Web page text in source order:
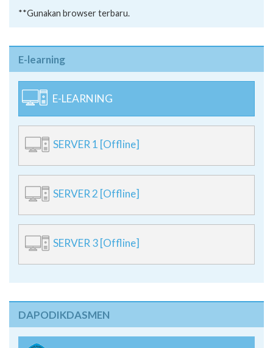
**Gunakan browser terbaru.
E-learning
E-LEARNING
SERVER 1 [Offline]
SERVER 2 [Offline]
SERVER 3 [Offline]
DAPODIKDASMEN